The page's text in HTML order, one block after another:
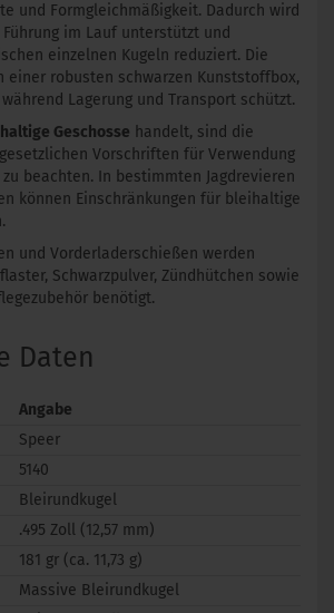
und Formgleichmäßigkeit. Dadurch wird
im Lauf unterstützt und
einzelnen Kugeln reduziert. Die
einer robusten schwarzen Kunststoffbox,
Lagerung und Transport schützt.
Geschosse handelt, sind die
Vorschriften für Verwendung
zu beachten. In bestimmten Jagdrevieren
können Einschränkungen für bleihaltige
und Vorderladerschießen werden
Schwarzpulver, Zündhütchen sowie
benötigt.
Daten
Angabe
Speer
5140
Bleirundkugel
.495 Zoll (12,57 mm)
181 gr (ca. 11,73 g)
Massive Bleirundkugel